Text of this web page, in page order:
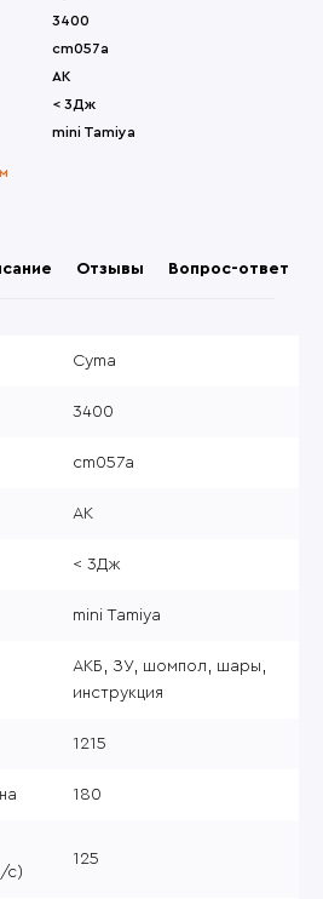
3400
cm057a
АК
< 3Дж
mini Tamiya
Отзывы Вопрос-ответ
Cyma
3400
cm057a
АК
< 3Дж
mini Tamiya
АКБ, ЗУ, шомпол, шары,
инструкция
1215
180
с)
125